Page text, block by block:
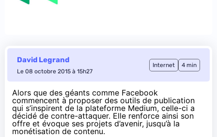
David Legrand
Le 08 octobre 2015 à 15h27
Internet 4 min
Alors que des géants comme Facebook
commencent à proposer des outils de publication
qui s’inspirent de la plateforme Medium, celle-ci a
décidé de contre-attaquer. Elle renforce ainsi son
offre et évoque ses projets d’avenir, jusqu’à la
monétisation de contenu.